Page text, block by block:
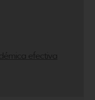
efectiva